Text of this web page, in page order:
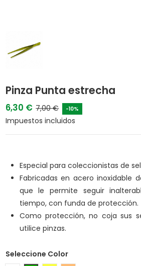
Pinza Punta estrecha
6,30 € 7,00 € -10%
Impuestos incluidos
Especial para coleccionistas de
Fabricadas en acero inoxidable
que le permite seguir
tiempo, con funda de protección.
Como protección, no coja sus
utilice pinzas.
Seleccione Color